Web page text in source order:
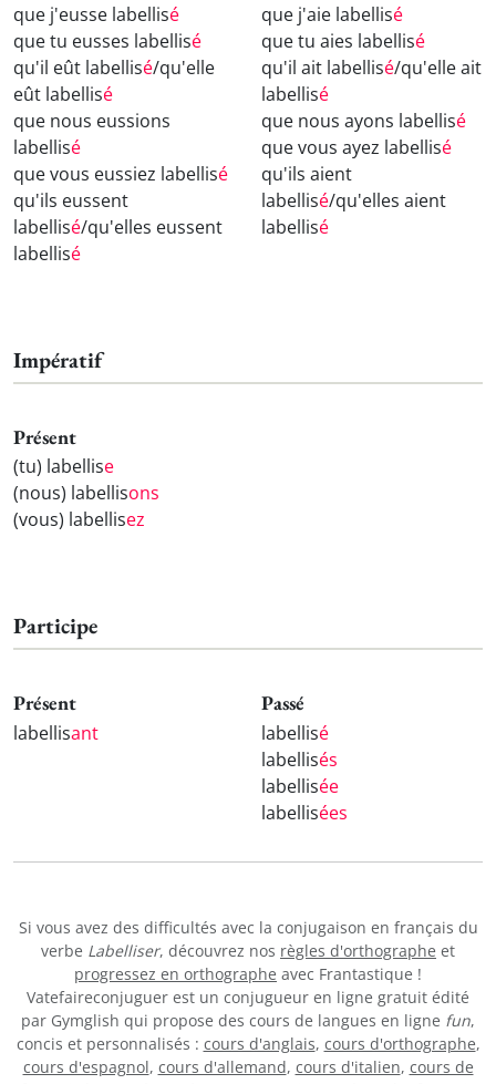
que j'eusse labellisé
que tu eusses labellisé
qu'il eût labellisé/qu'elle
eût labellisé
que nous eussions
labellisé
que vous eussiez labellisé
qu'ils eussent
labellisé/qu'elles eussent
labellisé
que j'aie labellisé
que tu aies labellisé
qu'il ait labellisé/qu'elle ait
labellisé
que nous ayons labellisé
que vous ayez labellisé
qu'ils aient
labellisé/qu'elles aient
labellisé
Impératif
Présent
(tu) labellise
(nous) labellisons
(vous) labellisez
Participe
Présent
labellisant
Passé
labellisé
labellisés
labellisée
labellisées
Si vous avez des difficultés avec la conjugaison en français du
verbe Labelliser, découvrez nos règles d'orthographe et
progressez en orthographe avec Frantastique !
Vatefaireconjuguer est un conjugueur en ligne gratuit édité
par Gymglish qui propose des cours de langues en ligne fun,
concis et personnalisés : cours d'anglais, cours d'orthographe,
cours d'espagnol, cours d'allemand, cours d'italien, cours de